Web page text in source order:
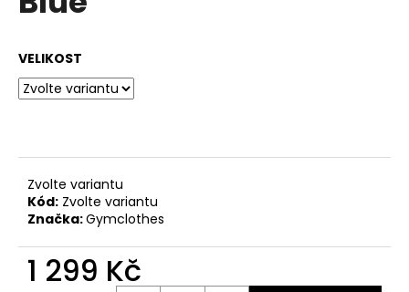
VELIKOST
Zvolte variantu
Kód: Zvolte variantu
Značka:Gymclothes
1 299 Kč
e
m
e